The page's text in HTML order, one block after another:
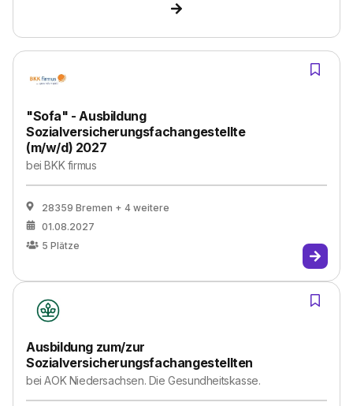
"Sofa" - Ausbildung
Sozialversicherungsfachangestellte
(m/w/d) 2027
beiBKK firmus
28359 Bremen + 4 weitere
01.08.2027
5 Plätze
Ausbildung zum/zur
Sozialversicherungsfachangestellten
beiAOK Niedersachsen. Die Gesundheitskasse.